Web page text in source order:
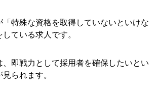
「特殊な資格を取得していないといけな
ている求人です。
、即戦力として採用者を確保したいとい
られます。